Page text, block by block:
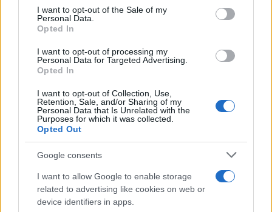
consent section.
I want to opt-out of the Sale of my
Personal Data.
Opted In
I want to opt-out of processing my
Personal Data for Targeted Advertising.
Opted In
I want to opt-out of Collection, Use,
Retention, Sale, and/or Sharing of my
Personal Data that Is Unrelated with the
Purposes for which it was collected.
Opted Out
Google consents
I want to allow Google to enable storage
related to advertising like cookies on web or
device identifiers in apps.
αυτοκινητοβιομηχανία
Νέο Audi A2 e-tron με στόχο την κορυφή της
αποδοτικότητας
ΠΑΟΚ: Από σήμερα στη
Θεσσαλονίκη ο Τρινκέρι